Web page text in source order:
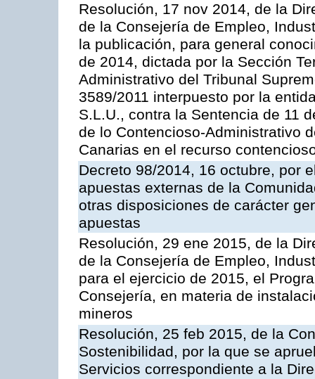
Resolución, 17 nov 2014, de la
de la Consejería de Empleo,
la publicación, para general
de 2014, dictada por la Sección
Administrativo del Tribunal
3589/2011 interpuesto por la
S.L.U., contra la Sentencia de 11
de lo Contencioso-Administrativo
Canarias en el recurso
Decreto 98/2014, 16 octubre, por
apuestas externas de la
otras disposiciones de carácter
apuestas
Resolución, 29 ene 2015, de la
de la Consejería de Empleo,
para el ejercicio de 2015, el
Consejería, en materia de
mineros
Resolución, 25 feb 2015, de la
Sostenibilidad, por la que se
Servicios correspondiente a la